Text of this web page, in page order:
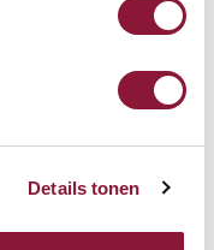
Details tonen